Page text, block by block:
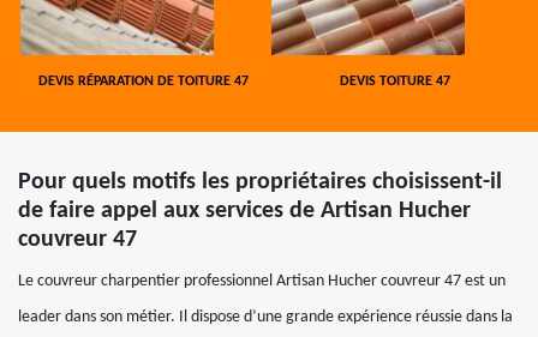
DEVIS RÉPARATION DE TOITURE 47 DEVIS TOITURE 47
Pour quels motifs les propriétaires choisissent-il
de faire appel aux services de Artisan Hucher
couvreur 47
Le couvreur charpentier professionnel Artisan Hucher couvreur 47 est un
leader dans son métier. Il dispose d’une grande expérience réussie dans la